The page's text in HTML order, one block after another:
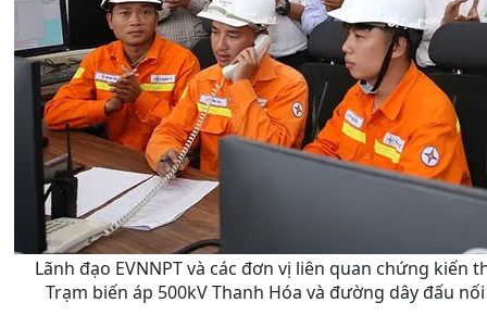
Lãnh đạo EVNNPT và các đơn vị liên quan chứng kiến
Trạm biến áp 500kV Thanh Hóa và đường dây đấu